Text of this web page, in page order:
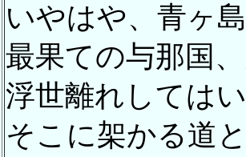
いやはや、青ヶ
最果ての与那国
浮世離れしては
そこに架かる道